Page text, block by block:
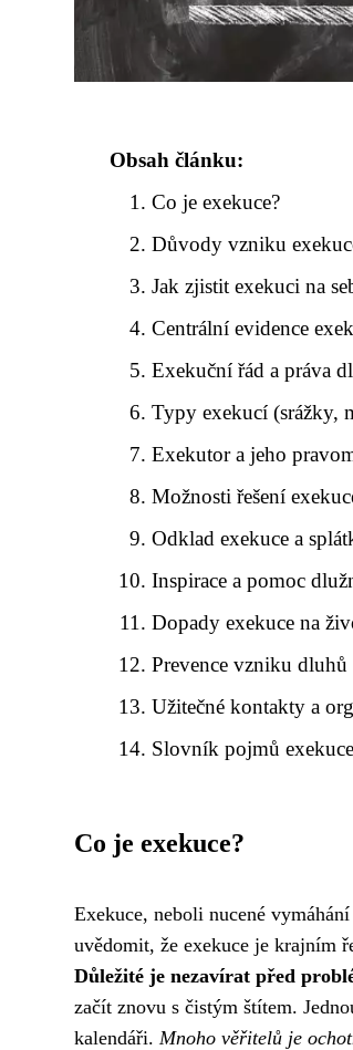
Obsah článku:
Co je exekuce?
Důvody vzniku
Jak zjistit exekuci na
Centrální evidence
Exekuční řád a práva
Typy exekucí (srážky,
Exekutor a jeho
Možnosti řešení
Odklad exekuce a
Inspirace a pomoc
Dopady exekuce na
Prevence vzniku dluhů
Užitečné kontakty a
Slovník pojmů exekuce
Co je exekuce?
Exekuce, neboli nucené
uvědomit, že exekuce je krajním
Důležité je nezavírat před
začít znovu s čistým štítem.
kalendáři. Mnoho věřitelů je